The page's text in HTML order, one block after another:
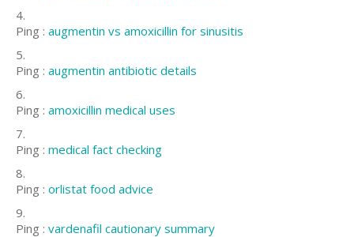
Ping : augmentin vs amoxicillin for sinusitis
Ping : augmentin antibiotic details
Ping : amoxicillin medical uses
Ping : medical fact checking
Ping : orlistat food advice
Ping : vardenafil cautionary summary